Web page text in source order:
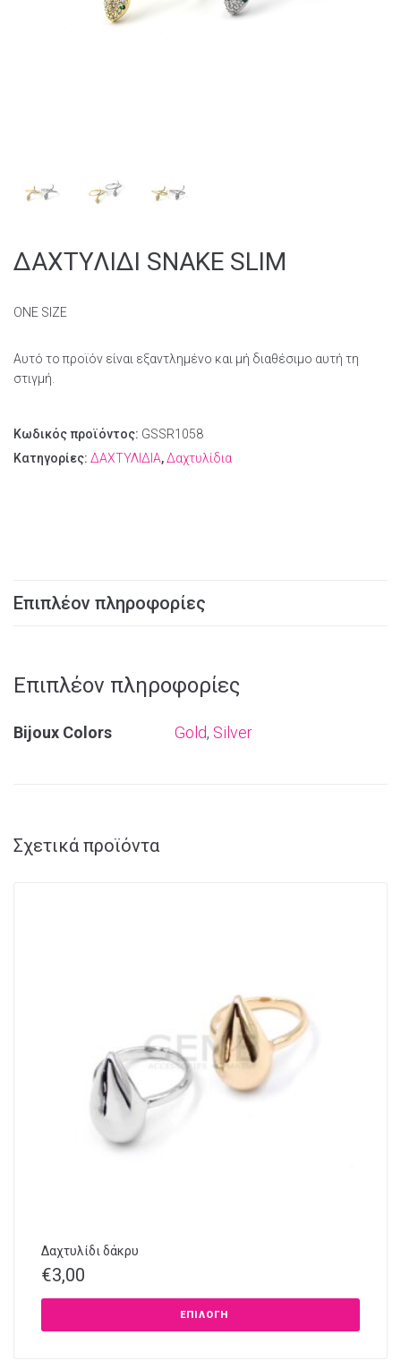
ΔΑΧΤΥΛΙΔΙ SNAKE SLIM
ONE SIZE
Αυτό το προϊόν είναι εξαντλημένο και μή διαθέσιμο αυτή τη
στιγμή.
Κωδικός προϊόντος: GSSR1058
Κατηγορίες: ΔΑΧΤΥΛΙΔΙΑ,Δαχτυλίδια
Επιπλέον πληροφορίες
Επιπλέον πληροφορίες
Bijoux Colors Gold, Silver
Σχετικά προϊόντα
Δαχτυλίδι δάκρυ
€3,00
ΕΠΙΛΟΓΉ